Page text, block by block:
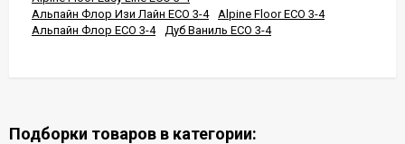
Альпайн Флор Изи Лайн ЕСО 3-4
Alpine Floor ЕСО 3-4
Альпайн Флор ЕСО 3-4
Дуб Ваниль ЕСО 3-4
Подборки товаров в категории: